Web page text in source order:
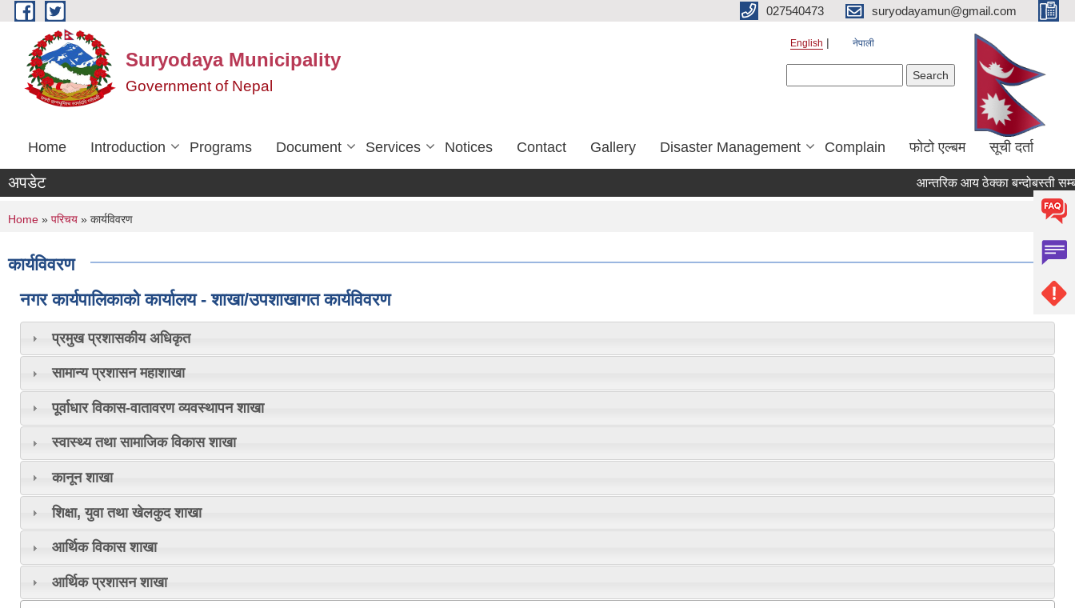
Skip to main content 027540473 suryodayamun@gmail.com
Suryodaya Municipality
Government of Nepal
English नेपाली
Home Introduction Programs Document Services Notices Contact Gallery Disaster Management Complain फोटो एल्बम सूची दर्ता
अपडेट आन्तरिक आय ठेक्का बन्दोबस्ती
You are here
Home » परिचय » कार्यविवरण
कार्यविवरण
नगर कार्यपालिकाको कार्यालय - शाखा/उपशाखागत कार्यविवरण
प्रमुख प्रशासकीय अधिकृत
सामान्य प्रशासन महाशाखा
पूर्वाधार विकास-वातावरण व्यवस्थापन शाखा
स्वास्थ्य तथा सामाजिक विकास शाखा
कानून शाखा
शिक्षा, युवा तथा खेलकुद शाखा
आर्थिक विकास शाखा
आर्थिक प्रशासन शाखा